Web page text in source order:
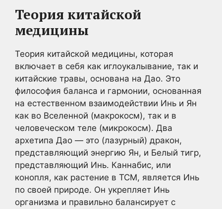
Теория китайской
медицины
Теория китайской медицины, которая
включает в себя как иглоукалывание, так и
китайские травы, основана на Дао. Это
философия баланса и гармонии, основанная
на естественном взаимодействии Инь и Ян
как во Вселенной (макрокосм), так и в
человеческом теле (микрокосм). Два
архетипа Дао — это (лазурный) дракон,
представляющий энергию Ян, и Белый тигр,
представляющий Инь. Каннабис, или
конопля, как растение в TCM, является Инь
по своей природе. Он укрепляет Инь
организма и правильно балансирует с